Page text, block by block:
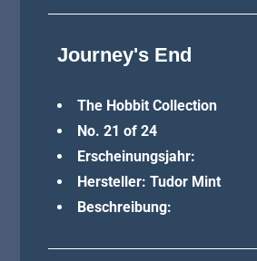
Journey's End
The Hobbit Collection
No. 21 of 24
Erscheinungsjahr:
Hersteller: Tudor Mint
Beschreibung: